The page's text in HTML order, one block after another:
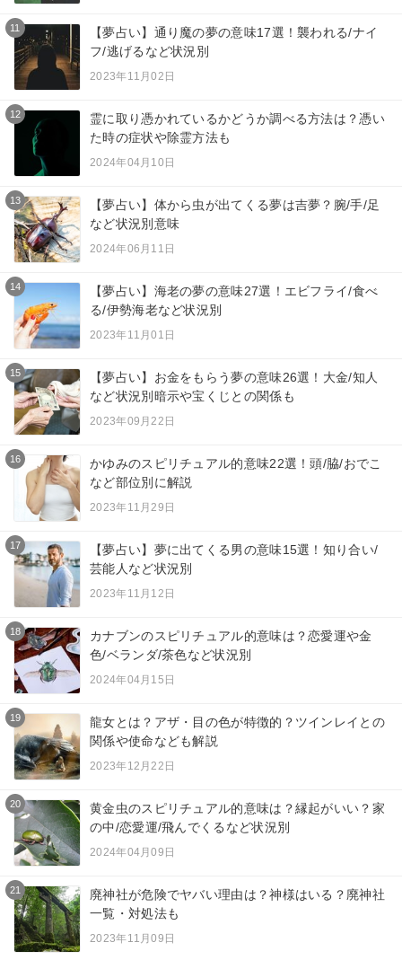
11
【夢占い】通り魔の夢の意味17選！襲われる/ナイ
フ/逃げるなど状況別
2023年11月02日
12
霊に取り憑かれているかどうか調べる方法は？憑い
た時の症状や除霊方法も
2024年04月10日
13
【夢占い】体から虫が出てくる夢は吉夢？腕/手/足
など状況別意味
2024年06月11日
14
【夢占い】海老の夢の意味27選！エビフライ/食べ
る/伊勢海老など状況別
2023年11月01日
15
【夢占い】お金をもらう夢の意味26選！大金/知人
など状況別暗示や宝くじとの関係も
2023年09月22日
16
かゆみのスピリチュアル的意味22選！頭/脇/おでこ
など部位別に解説
2023年11月29日
17
【夢占い】夢に出てくる男の意味15選！知り合い/
芸能人など状況別
2023年11月12日
18
カナブンのスピリチュアル的意味は？恋愛運や金
色/ベランダ/茶色など状況別
2024年04月15日
19
龍女とは？アザ・目の色が特徴的？ツインレイとの
関係や使命なども解説
2023年12月22日
20
黄金虫のスピリチュアル的意味は？縁起がいい？家
の中/恋愛運/飛んでくるなど状況別
2024年04月09日
21
廃神社が危険でヤバい理由は？神様はいる？廃神社
一覧・対処法も
2023年11月09日